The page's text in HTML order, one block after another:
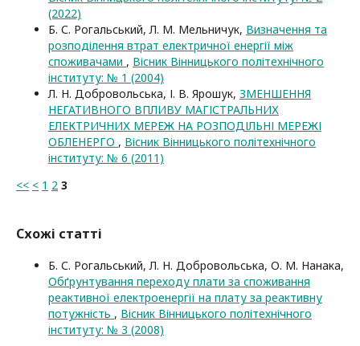
(2022)
Б. С. Рогальський, Л. М. Мельничук, Визначення та
розподілення втрат електричної енергії між
споживачами , Вісник Вінницького політехнічного
інституту: № 1 (2004)
Л. Н. Добровольська, І. В. Ярошук, ЗМЕНШЕННЯ
НЕГАТИВНОГО ВПЛИВУ МАГІСТРАЛЬНИХ
ЕЛЕКТРИЧНИХ МЕРЕЖ НА РОЗПОДІЛЬНІ МЕРЕЖІ
ОБЛЕНЕРГО , Вісник Вінницького політехнічного
інституту: № 6 (2011)
<< < 1 2 3
Схожі статті
Б. С. Рогальський, Л. Н. Добровольська, О. М. Нанака,
Обґрунтування переходу плати за споживання
реактивної електроенергії на плату за реактивну
потужність , Вісник Вінницького політехнічного
інституту: № 3 (2008)